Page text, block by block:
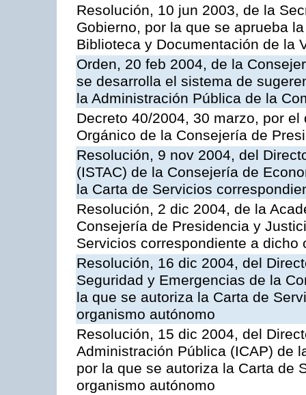
Resolución, 10 jun 2003, de la
Gobierno, por la que se aprueba
Biblioteca y Documentación de la
Orden, 20 feb 2004, de la
se desarrolla el sistema de
la Administración Pública de la
Decreto 40/2004, 30 marzo, por
Orgánico de la Consejería de
Resolución, 9 nov 2004, del
(ISTAC) de la Consejería de
la Carta de Servicios
Resolución, 2 dic 2004, de la
Consejería de Presidencia y
Servicios correspondiente a dicho
Resolución, 16 dic 2004, del
Seguridad y Emergencias de la
la que se autoriza la Carta de
organismo autónomo
Resolución, 15 dic 2004, del
Administración Pública (ICAP) de
por la que se autoriza la Carta de
organismo autónomo